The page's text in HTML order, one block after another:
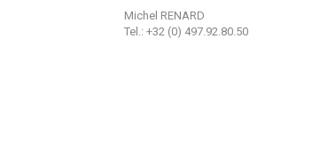
Michel RENARD
Tel.: +32 (0) 497.92.80.50